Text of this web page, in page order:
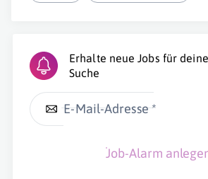
Erhalte neue Jobs für
Suche
E-Mail-Adresse *
Job-Alarm